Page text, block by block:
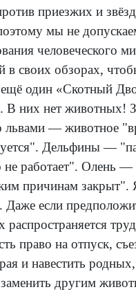
приезжих и
мы не
человеческого
в своих обзорах,
ещё один «Скотный
В них нет животных!
львами — животное
Дельфины —
не работает". Олень —
причинам закрыт".
если
право на отпуск,
и навестить
другим